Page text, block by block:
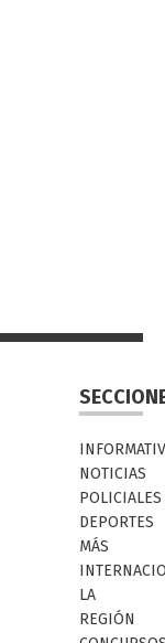
NOTICIAS
POLICIALES
DEPORTES
MÁS
LA
REGIÓN